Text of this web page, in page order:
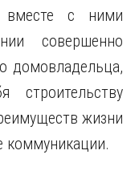
вместе с ними
совершенно
домовладельца,
строительству
жизни